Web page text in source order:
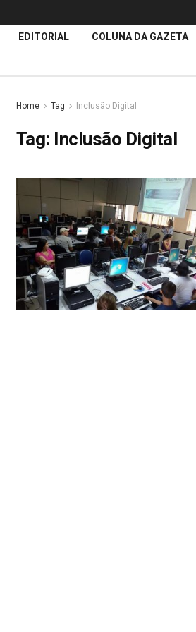
EDITORIAL COLUNA DA GAZETA
Home Tag Inclusão Digital
Tag: Inclusão Digital